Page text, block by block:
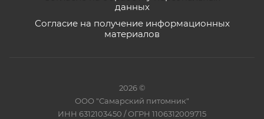
данных
Согласие на получение информационных
материалов
2026 ©
ООО "Самарский питомник"
ИНН 6312103450 / ОГРН 1106312009715